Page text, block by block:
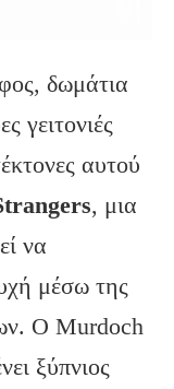
δωμάτια
γειτονιές
αυτού
, μια
να
μέσω της
Ο Murdoch
ξύπνιος